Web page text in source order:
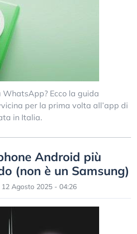
WhatsApp? Ecco la guida
per la prima volta all’app di
in Italia.
Android più
(non è un Samsung)
12 Agosto 2025 - 04:26